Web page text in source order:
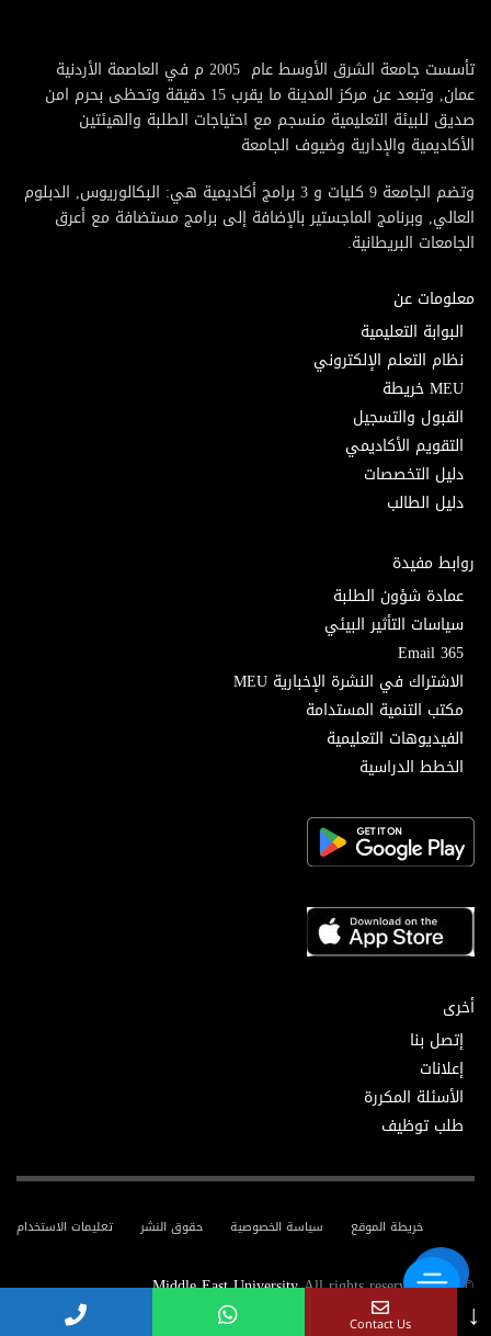
تأسست جامعة الشرق الأوسط عام 2005 م في العاصمة الأردنية
عمان, وتبعد عن مركز المدينة ما يقرب 15 دقيقة وتحظى بحرم امن
صديق للبيئة التعليمية منسجم مع احتياجات الطلبة والهيئتين
الأكاديمية والإدارية وضيوف الجامعة
وتضم الجامعة 9 كليات و 3 برامج أكاديمية هي: البكالوريوس, الدبلوم
العالي, وبرنامج الماجستير بالإضافة إلى برامج مستضافة مع أعرق
الجامعات البريطانية.
معلومات عن
البوابة التعليمية
نظام التعلم الإلكتروني
MEU خريطة
القبول والتسجيل
التقويم الأكاديمي
دليل التخصصات
دليل الطالب
روابط مفيدة
عمادة شؤون الطلبة
سياسات التأثير البيئي
Email 365
الاشتراك في النشرة الإخبارية MEU
مكتب التنمية المستدامة
الفيديوهات التعليمية
الخطط الدراسية
أخرى
إتصل بنا
إعلانات
الأسئلة المكررة
طلب توظيف
تعليمات الاستخدام حقوق النشر سياسة الخصوصية خريطة الموقع
© 2025
Middle East UniversityAll rights reserved.
↓
Contact Us